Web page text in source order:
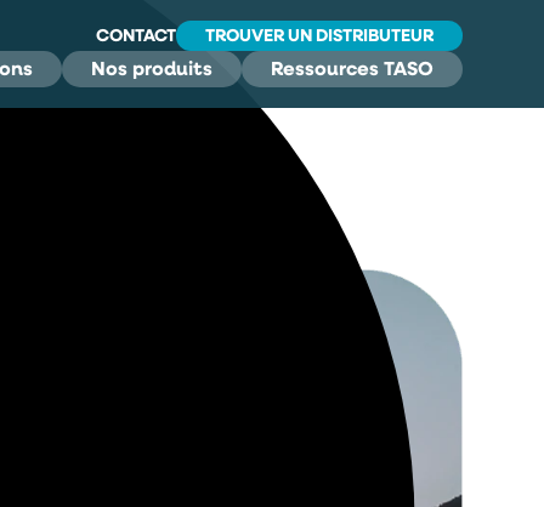
CONTACT TROUVER UN DISTRIBUTEUR
Nos produits Ressources TASO